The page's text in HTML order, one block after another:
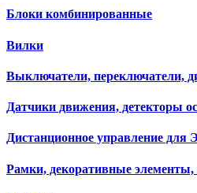
Блоки комбинированные
Вилки
Выключатели, переключатели,
Датчики движения, детекторы
Дистанционное управление для
Рамки, декоративные